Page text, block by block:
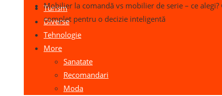
Turism
Diverse
Tehnologie
More
Sanatate
Recomandari
Moda
Mobilier la comandă vs mobilier de serie – ce alegi?
complet pentru o decizie inteligentă